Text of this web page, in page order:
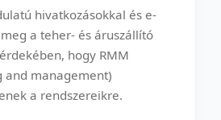
hivatkozásokkal és e-
a teher- és áruszállító
hogy RMM
management)
a rendszereikre.